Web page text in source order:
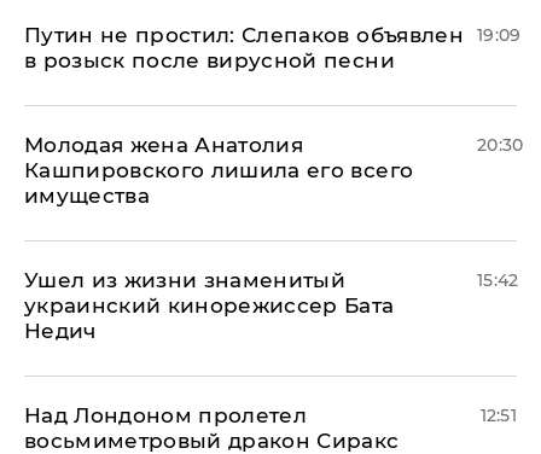
Путин не простил: Слепаков объявлен
в розыск после вирусной песни
19:09
Молодая жена Анатолия
Кашпировского лишила его всего
имущества
20:30
Ушел из жизни знаменитый
украинский кинорежиссер Бата
Недич
15:42
Над Лондоном пролетел
восьмиметровый дракон Сиракс
12:51